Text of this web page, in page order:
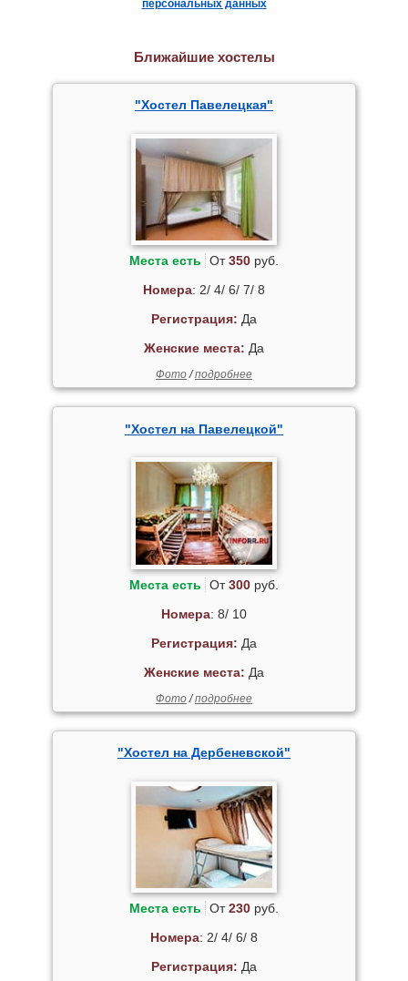
персональных данных
Ближайшие хостелы
"Хостел Павелецкая"
Места есть От350руб.
Номера: 2/ 4/ 6/ 7/ 8
Регистрация: Да
Женские места: Да
Фото/подробнее
"Хостел на Павелецкой"
Места есть От300руб.
Номера: 8/ 10
Регистрация: Да
Женские места: Да
Фото/подробнее
"Хостел на Дербеневской"
Места есть От230руб.
Номера: 2/ 4/ 6/ 8
Регистрация: Да